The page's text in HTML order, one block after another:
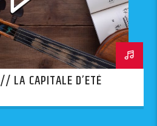
LA CAPITALE D’ETÉ